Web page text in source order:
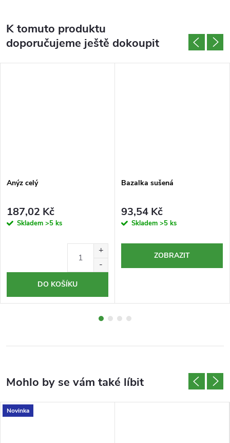
K tomuto produktu
doporučujeme ještě dokoupit
Anýz celý
187,02 Kč
Skladem >5 ks
DO KOŠÍKU
Bazalka sušená
93,54 Kč
Skladem >5 ks
ZOBRAZIT
Novinka